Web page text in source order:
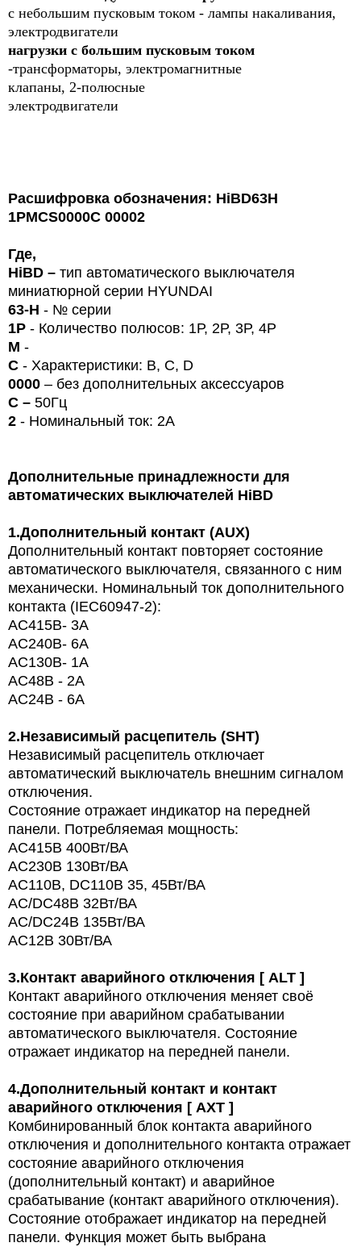
с небольшим пусковым током - лампы накаливания,
электродвигатели
нагрузки с большим пусковым током
-трансформаторы, электромагнитные
клапаны, 2-полюсные
электродвигатели
Расшифровка обозначения: HiBD63H
1PMCS0000C 00002
Где,
HiBD – тип автоматического выключателя
миниатюрной серии HYUNDAI
63-H - № серии
1P - Количество полюсов: 1Р, 2Р, 3Р, 4Р
М -
C - Характеристики: B, C, D
0000 – без дополнительных аксессуаров
С – 50Гц
2 - Номинальный ток: 2А
Дополнительные принадлежности для
автоматических выключателей HiBD
1.Дополнительный контакт (AUX)
Дополнительный контакт повторяет состояние
автоматического выключателя, связанного с ним
механически. Номинальный ток дополнительного
контакта (IEC60947-2):
AC415В- 3A
AC240В- 6A
AC130В- 1A
AC48В - 2A
AC24В - 6A
2.Независимый расцепитель (SHT)
Независимый расцепитель отключает
автоматический выключатель внешним сигналом
отключения.
Состояние отражает индикатор на передней
панели. Потребляемая мощность:
AC415В 400Вт/ВА
AC230В 130Вт/ВА
AC110В, DC110В 35, 45Вт/ВА
AC/DC48В 32Вт/ВА
AC/DC24В 135Вт/ВА
AC12В 30Вт/ВА
3.Контакт аварийного отключения [ ALT ]
Контакт аварийного отключения меняет своё
состояние при аварийном срабатывании
автоматического выключателя. Состояние
отражает индикатор на передней панели.
4.Дополнительный контакт и контакт
аварийного отключения [ AXT ]
Комбинированный блок контакта аварийного
отключения и дополнительного контакта отражает
состояние аварийного отключения
(дополнительный контакт) и аварийное
срабатывание (контакт аварийного отключения).
Состояние отображает индикатор на передней
панели. Функция может быть выбрана